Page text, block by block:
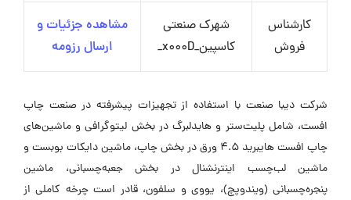
کارشناس
فروش
شهرک صنعتی
کاسپین_x000D_
مشاهده جزئیات و
ارسال رزومه
شرکت دیبا صنعت با استفاده از تجهیزات پیشرفته در صنعت چاپ
افست، شامل پلیت‌ستر و هایدلبرگ در بخش لیتوگرافی و ماشین‌های
چاپ افست هایبرید 4.5 ورق در بخش چاپ، ماشین دایکات بوبست و
ماشین لب‌چسب اینترنشنال در بخش جعبه‌چسبانی، ماشین
پنجره‌چسبانی (ویندوپچ)، یووی و سلفون، قادر است چرخه کاملی از